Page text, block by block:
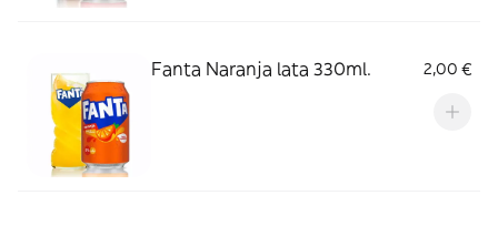
Fanta Naranja lata 330ml. 2,00 €